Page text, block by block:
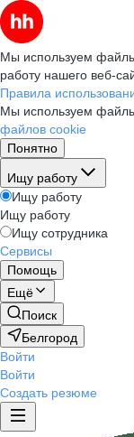
Мы используем
работу нашего веб-
Правила
Мы используем
файлов cookie
Понятно
Ищу работу
Ищу работу
Ищу работу
Ищу сотрудника
Сервисы
Помощь
Ещё
Поиск
Белгород
Войти
Войти
Создать резюме